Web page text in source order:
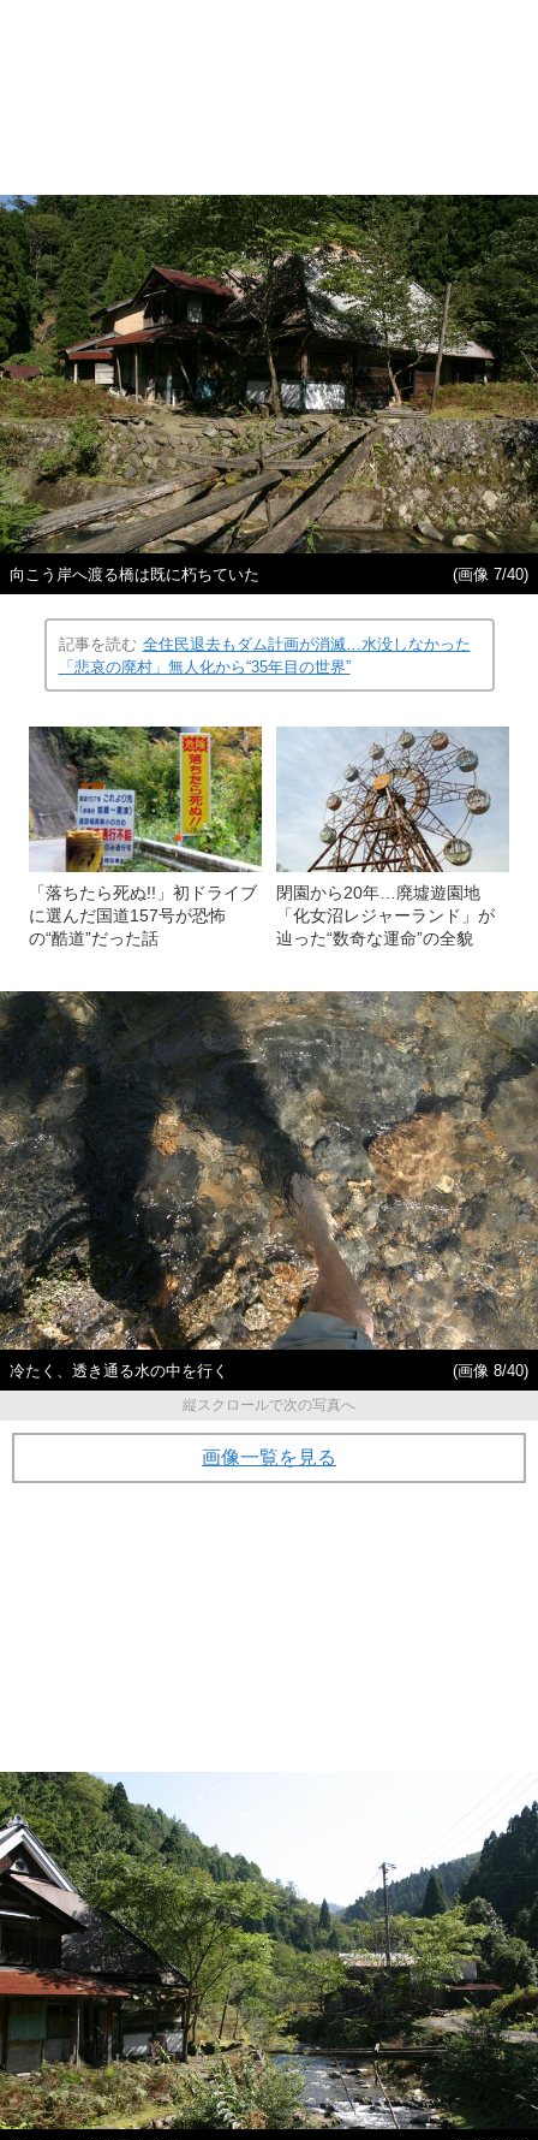
向こう岸へ渡る橋は既に朽ちていた (画像 7/40)
記事を読む 全住民退去もダム計画が消滅…水没しなかった
「悲哀の廃村」無人化から“35年目の世界”
「落ちたら死ぬ!!」初ドライブ
に選んだ国道157号が恐怖
の“酷道”だった話
閉園から20年…廃墟遊園地
「化女沼レジャーランド」が
辿った“数奇な運命”の全貌
冷たく、透き通る水の中を行く
(画像 8/40)
縦スクロールで次の写真へ
画像一覧を見る